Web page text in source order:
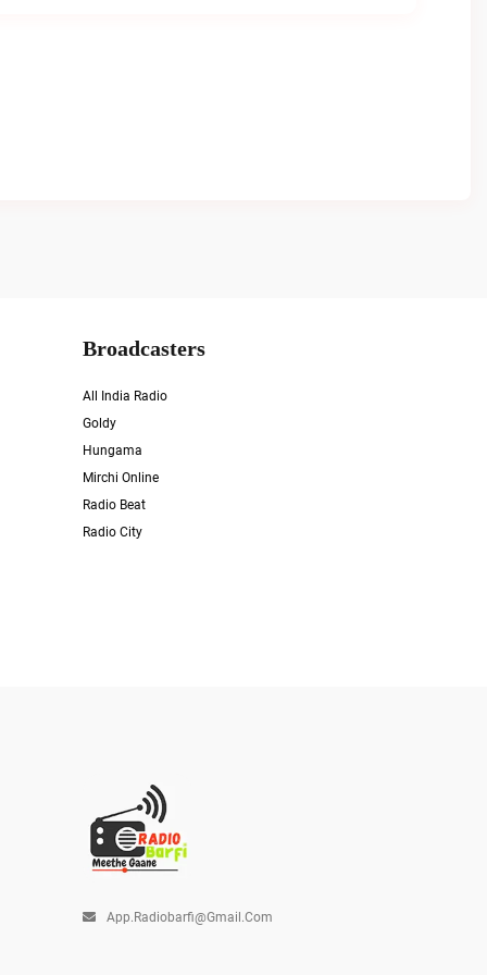
Broadcasters
All India Radio
Goldy
Hungama
Mirchi Online
Radio Beat
Radio City
App.radiobarfi@gmail.com